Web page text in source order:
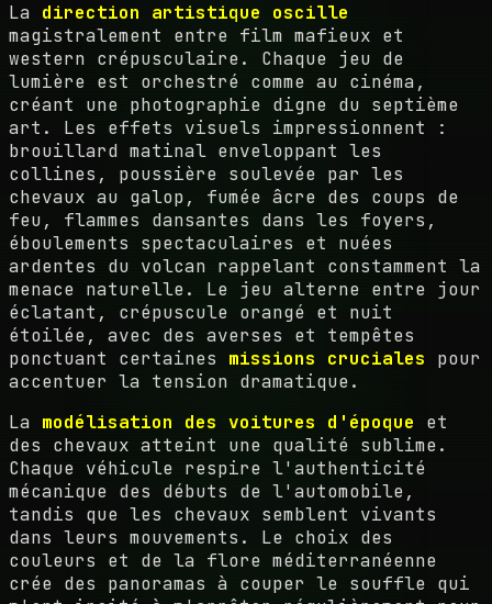
La direction artistique oscille
magistralement entre film mafieux et
western crépusculaire. Chaque jeu de
lumière est orchestré comme au cinéma,
créant une photographie digne du septième
art. Les effets visuels impressionnent :
brouillard matinal enveloppant les
collines, poussière soulevée par les
chevaux au galop, fumée âcre des coups de
feu, flammes dansantes dans les foyers,
éboulements spectaculaires et nuées
ardentes du volcan rappelant constamment la
menace naturelle. Le jeu alterne entre jour
éclatant, crépuscule orangé et nuit
étoilée, avec des averses et tempêtes
ponctuant certaines missions cruciales pour
accentuer la tension dramatique.
La modélisation des voitures d'époque et
des chevaux atteint une qualité sublime.
Chaque véhicule respire l'authenticité
mécanique des débuts de l'automobile,
tandis que les chevaux semblent vivants
dans leurs mouvements. Le choix des
couleurs et de la flore méditerranéenne
crée des panoramas à couper le souffle qui